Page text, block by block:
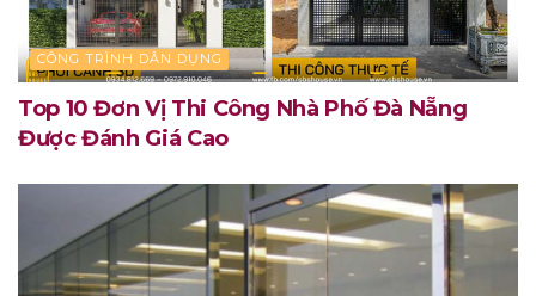
CÔNG TRÌNH DÂN DỤNG
Top 10 Đơn Vị Thi Công Nhà Phố Đà Nẵng
Được Đánh Giá Cao